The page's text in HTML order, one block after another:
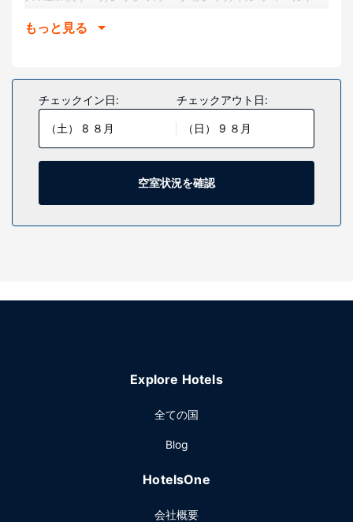
ルは、ビークリークパークまで 0.9 km、レモンツリーパーク
全部で 98 ある冷房完備の客室には冷蔵庫、電子レンジなど
が備わっており、ゆっくりおくつろぎいただけます。WiFi (無
料)をお使いいただけるほか、ケーブルの番組をご覧いただけ
ます。シャワー付き浴槽のある専用バスルームには、バスア
メニティ (無料)、ヘアドライヤーが備わっています。セーフ
ティボックス、デスクをご利用いただけ、ハウスキーピング
サービスは、毎日行われます。
施設
けます。
ビジネスセンター、ロビーでの新聞サービス (無料)、ドライ
カレッジステーションでのイベント開催には、このホテル の
方フィート) のイベント設備をご利用いただけます。敷地内
もっと見る
チェックイン日:
（土） 8 ８月
チェックアウト日:
（日） 9 ８月
空室状況を確認
Explore Hotels
全ての国
Blog
HotelsOne
会社概要